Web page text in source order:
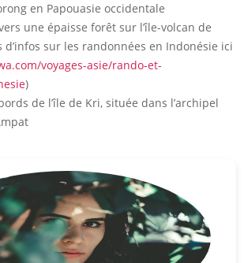
en Papouasie occidentale
une épaisse forêt sur l’île-volcan de
d’infos sur les randonnées en Indonésie ici
voyages-asie/rando-et-
)
de l’île de Kri, située dans l’archipel